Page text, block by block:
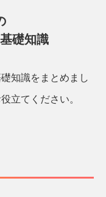
礎知識
知識をまとめまし
立てください。